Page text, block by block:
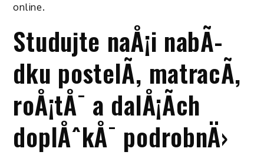
online.
Studujte naÅ¡i nabÃ­
dku postelÃ­, matracÃ­,
roÅ¡tÅ¯ a dalÅ¡Ã­ch
doplÅˆkÅ¯ podrobnÄ›